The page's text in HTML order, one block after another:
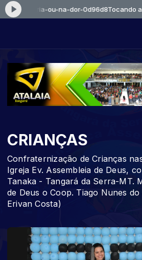
alegria-ou-na-dor-0d96d8Tocando
CRIANÇAS
Confraternização de Crianças
Igreja Ev. Assembleia de Deus,
Tanaka - Tangará da Serra-MT.
de Deus o Coop. Tiago Nunes do
Erivan Costa)